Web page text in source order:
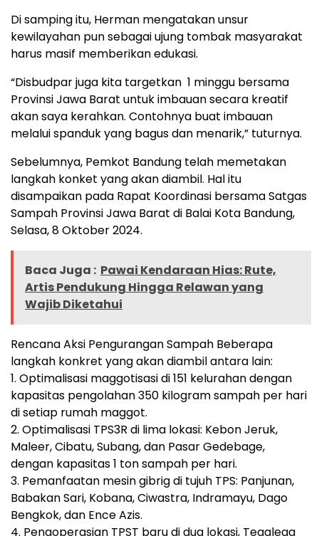
Di samping itu, Herman mengatakan unsur
kewilayahan pun sebagai ujung tombak masyarakat
harus masif memberikan edukasi.
“Disbudpar juga kita targetkan 1 minggu bersama
Provinsi Jawa Barat untuk imbauan secara kreatif
akan saya kerahkan. Contohnya buat imbauan
melalui spanduk yang bagus dan menarik,” tuturnya.
Sebelumnya, Pemkot Bandung telah memetakan
langkah konket yang akan diambil. Hal itu
disampaikan pada Rapat Koordinasi bersama Satgas
Sampah Provinsi Jawa Barat di Balai Kota Bandung,
Selasa, 8 Oktober 2024.
Baca Juga : Pawai Kendaraan Hias: Rute,
Artis Pendukung Hingga Relawan yang
Wajib Diketahui
Rencana Aksi Pengurangan Sampah Beberapa
langkah konkret yang akan diambil antara lain:
1. Optimalisasi maggotisasi di 151 kelurahan dengan
kapasitas pengolahan 350 kilogram sampah per hari
di setiap rumah maggot.
2. Optimalisasi TPS3R di lima lokasi: Kebon Jeruk,
Maleer, Cibatu, Subang, dan Pasar Gedebage,
dengan kapasitas 1 ton sampah per hari.
3. Pemanfaatan mesin gibrig di tujuh TPS: Panjunan,
Babakan Sari, Kobana, Ciwastra, Indramayu, Dago
Bengkok, dan Ence Azis.
4. Pengoperasian TPST baru di dua lokasi, Tegalega